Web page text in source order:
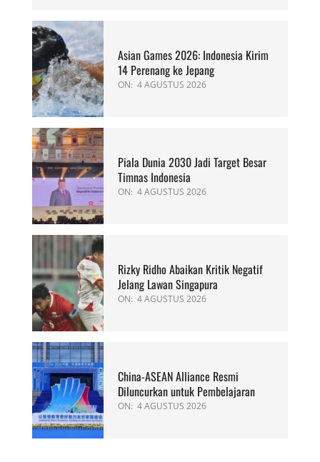
Asian Games 2026: Indonesia Kirim
14 Perenang ke Jepang
ON: 4 AGUSTUS 2026
Piala Dunia 2030 Jadi Target Besar
Timnas Indonesia
ON: 4 AGUSTUS 2026
Rizky Ridho Abaikan Kritik Negatif
Jelang Lawan Singapura
ON: 4 AGUSTUS 2026
China-ASEAN Alliance Resmi
Diluncurkan untuk Pembelajaran
ON: 4 AGUSTUS 2026